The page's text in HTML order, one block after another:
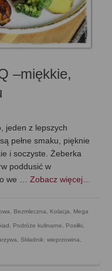
–miękkie,
jeden z lepszych
pełne smaku, pięknie
i soczyste. Żeberka
poddusić w
we … Zobacz więcej…
Bezmleczna Kolacja Mega
Podróże kulinarne Posiłki
Składnik: wieprzowina